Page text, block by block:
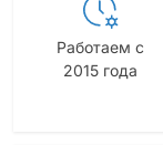
Работаем с
2015 года